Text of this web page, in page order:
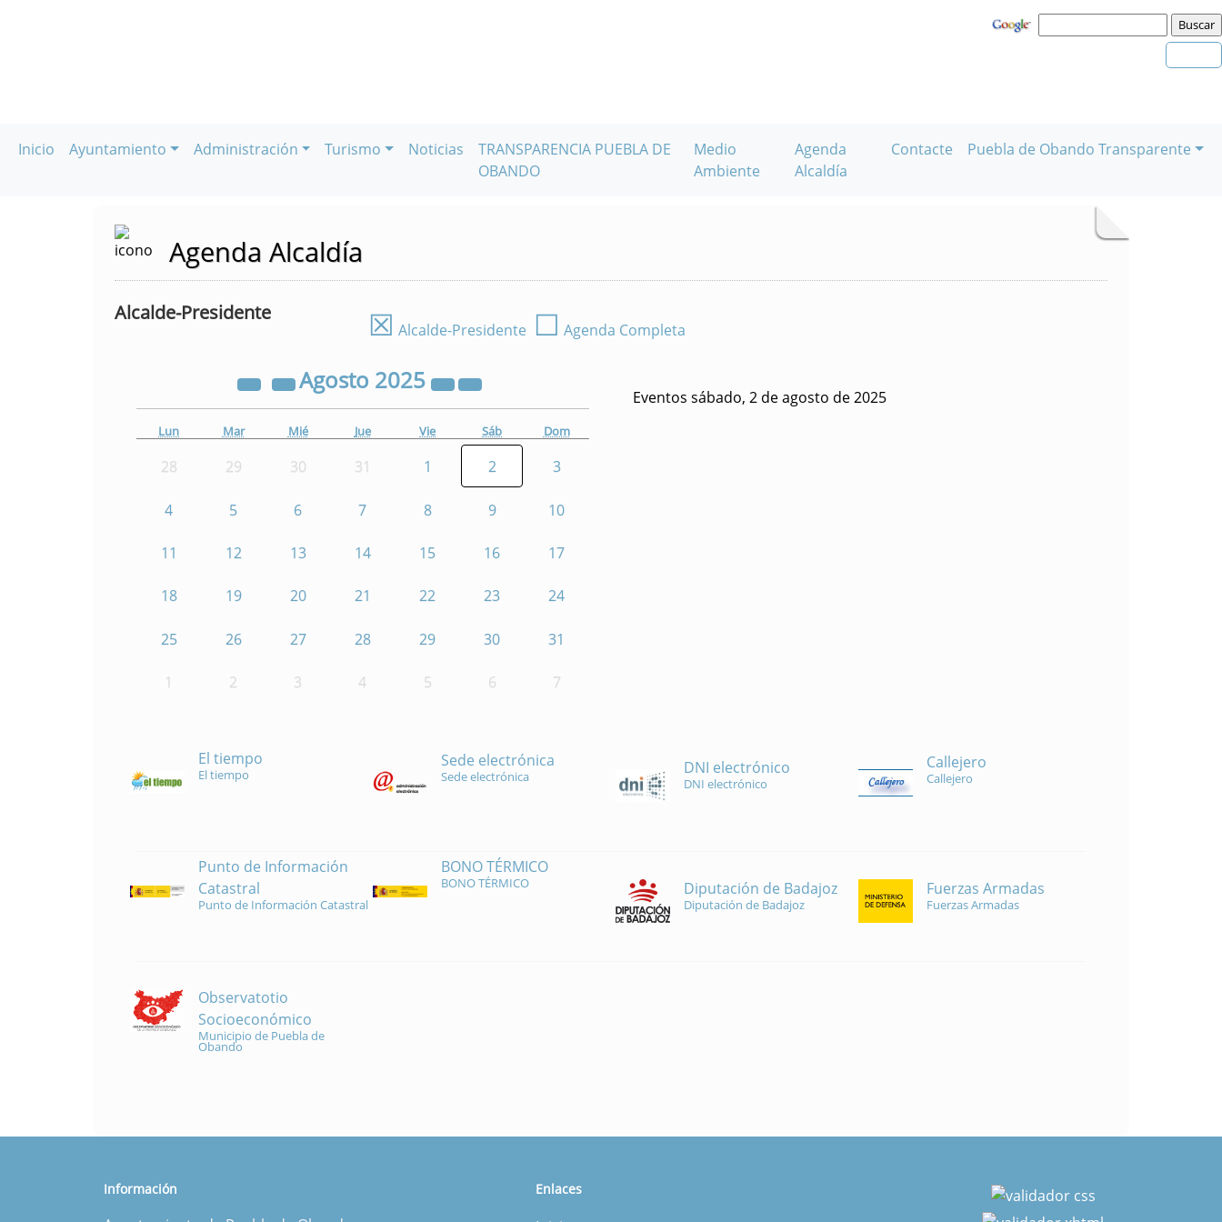
Inicio Ayuntamiento Administración Turismo Noticias
TRANSPARENCIA PUEBLA DE
OBANDO
Medio
Ambiente
Agenda
Alcaldía
Contacte Puebla de Obando Transparente
Agenda Alcaldía
Alcalde-Presidente ☒ Alcalde-Presidente ☐ Agenda Completa
Agosto 2025
Lun Mar Mié Jue Vie Sáb Dom
28 29 30 31 1 2 3
4 5 6 7 8 9 10
11 12 13 14 15 16 17
18 19 20 21 22 23 24
25 26 27 28 29 30 31
1 2 3 4 5 6 7
Eventos sábado, 2 de agosto de 2025
El tiempo
El tiempo
Sede electrónica
Sede electrónica DNI electrónico
DNI electrónico
Callejero
Callejero
Punto de Información
Catastral
Punto de Información Catastral
BONO TÉRMICO
BONO TÉRMICO Diputación de Badajoz
Diputación de Badajoz
Fuerzas Armadas
Fuerzas Armadas
Observatotio
Socioeconómico
Municipio de Puebla de
Obando
Información Enlaces